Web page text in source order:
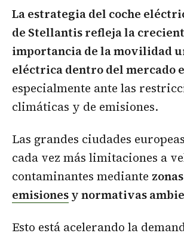
La estrategia del coche
de Stellantis refleja la
importancia de la movilidad
eléctrica dentro del mercado
especialmente ante las
climáticas y de emisiones.
Las grandes ciudades
cada vez más limitaciones a
contaminantes mediante
emisionesy normativas
Esto está acelerando la